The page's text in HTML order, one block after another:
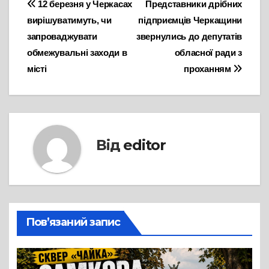
Навігація
записів
Представники дрібних
підприємців Черкащини
звернулись до депутатів
обласної ради з
проханням
12 березня у Черкасах
вирішуватимуть, чи
запроваджувати
обмежувальні заходи в
місті
Від editor
Пов’язаний запис